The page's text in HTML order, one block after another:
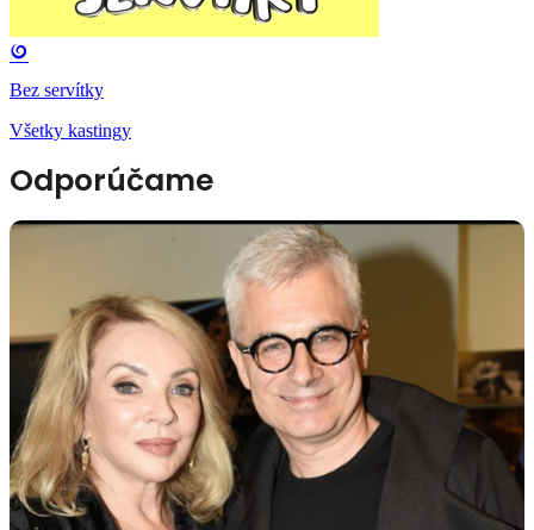
Bez servítky
Všetky kastingy
Odporúčame